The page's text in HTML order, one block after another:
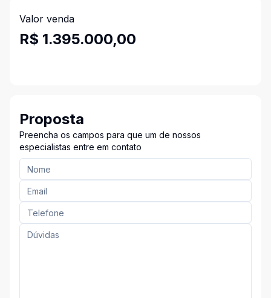
Valor venda
R$ 1.395.000,00
Proposta
Preencha os campos para que um de nossos
especialistas entre em contato